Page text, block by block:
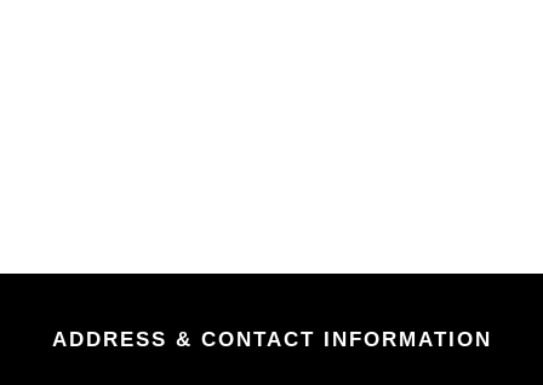
ADDRESS & CONTACT INFORMATION